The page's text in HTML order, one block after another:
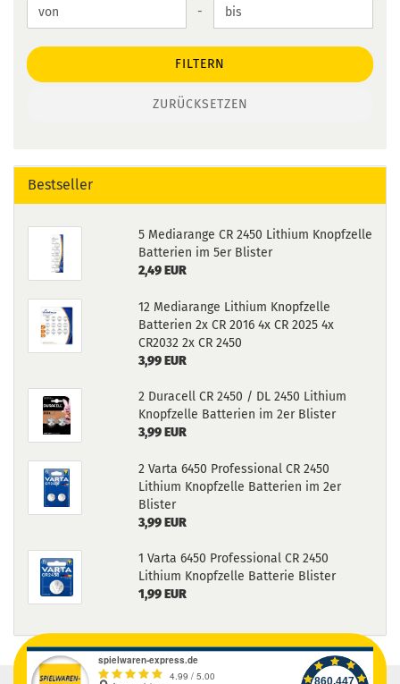
Preis bis -
FILTERN
ZURÜCKSETZEN
Bestseller
5 Mediarange CR 2450 Lithium Knopfzelle
Batterien im 5er Blister
2,49 EUR
12 Mediarange Lithium Knopfzelle
Batterien 2x CR 2016 4x CR 2025 4x
CR2032 2x CR 2450
3,99 EUR
2 Duracell CR 2450 / DL 2450 Lithium
Knopfzelle Batterien im 2er Blister
3,99 EUR
2 Varta 6450 Professional CR 2450
Lithium Knopfzelle Batterien im 2er
Blister
3,99 EUR
1 Varta 6450 Professional CR 2450
Lithium Knopfzelle Batterie Blister
1,99 EUR